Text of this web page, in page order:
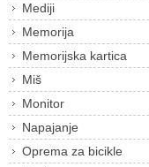
Mediji
Memorija
Memorijska kartica
Miš
Monitor
Napajanje
Oprema za bicikle